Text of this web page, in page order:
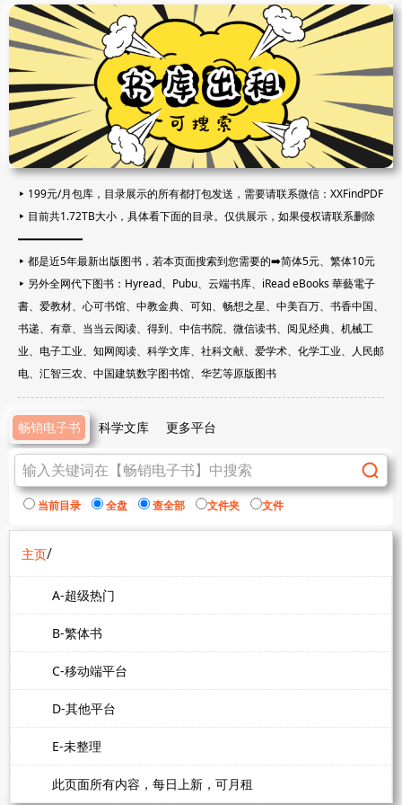
▸ 199元/月包库，目录展示的所有都打包发送，需要请联系微信：XXFindPDF
▸ 目前共1.72TB大小，具体看下面的目录。仅供展示，如果侵权请联系删除
━━━━━━
▸ 都是近5年最新出版图书，若本页面搜索到您需要的➡️简体5元、繁体10元
▸ 另外全网代下图书：Hyread、Pubu、云端书库、iRead eBooks 華藝電子
書、爱教材、心可书馆、中教金典、可知、畅想之星、中美百万、书香中国、
书递、有章、当当云阅读、得到、中信书院、微信读书、阅见经典、机械工
业、电子工业、知网阅读、科学文库、社科文献、爱学术、化学工业、人民邮
电、汇智三农、中国建筑数字图书馆、华艺等原版图书
畅销电子书 科学文库 更多平台
当前目录 全盘 查全部 文件夹 文件
主页/
A-超级热门
B-繁体书
C-移动端平台
D-其他平台
E-未整理
此页面所有内容，每日上新，可月租